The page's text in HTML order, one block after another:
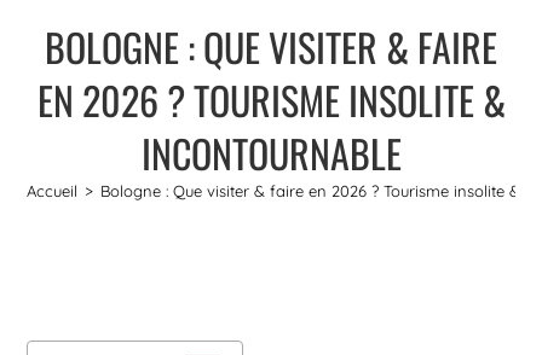
BOLOGNE : QUE VISITER & FAIRE
EN 2026 ? TOURISME INSOLITE &
INCONTOURNABLE
Accueil > Bologne : Que visiter & faire en 2026 ? Tourisme insolite &